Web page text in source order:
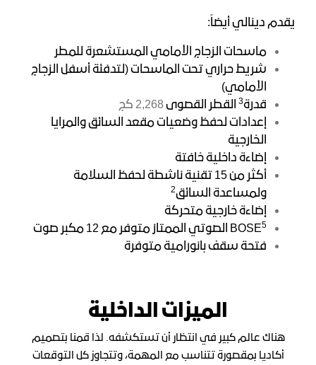
يقدم دينالي أيضاً:
ماسحات الزجاج الأمامي المستشعرة للمطر
شريط حراري تحت الماسحات (لتدفئة أسفل الزجاج
الأمامي)
قدرة3 القطر القصوى2,268 كج
إعدادات لحفظ وضعيات مقعد السائق والمرايا
الخارجية
إضاءة داخلية خافتة
أكثر من 15 تقنية ناشطة لحفظ السلامة
ولمساعدة السائق2
إضاءة خارجية متحركة
BOSE5
الصوتي الممتاز متوفر مع 12 مكبر صوت
فتحة سقف بانورامية متوفرة
الميزات الداخلية
هناك عالم كبير في انتظار أن تستكشفه. لذا قمنا بتصميم
أكاديا بمقصورة تتناسب مع المهمة، وتتجاوز كل التوقعات